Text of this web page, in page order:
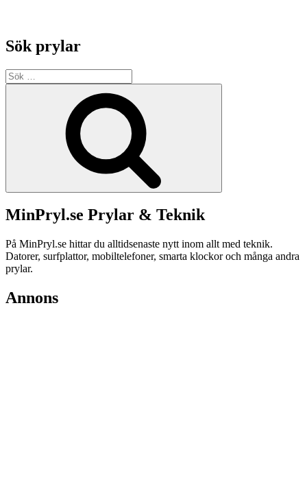
Sök prylar
Sök
efter:
MinPryl.se Prylar & Teknik
På MinPryl.se hittar du alltidsenaste nytt inom allt med teknik.
Datorer, surfplattor, mobiltelefoner, smarta klockor och många andra
prylar.
Annons